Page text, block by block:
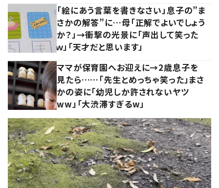
「絵にあう言葉を書きなさい」息子の”ま
さかの解答”に…母「正解でよいでしょう
か？」→衝撃の光景に「声出して笑った
ｗ」「天才だと思います」
ママが保育園へお迎えに→2歳息子を
見たら……「先生とめっちゃ笑った」まさ
かの姿に「幼児しか許されないヤツ
ww」「大渋滞すぎるw」